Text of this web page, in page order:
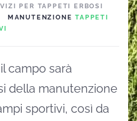
PER TAPPETI ERBOSI
MANUTENZIONETAPPETI
campo sarà
della manutenzione
sportivi, così da